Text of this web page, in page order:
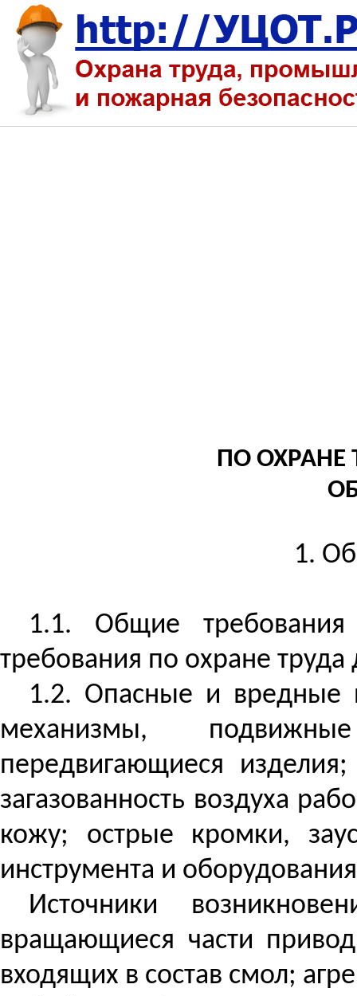
ПО ОХРАНЕ
1.
1.1. Общие
требования по охране
1.2. Опасные и вредные
механизмы,
передвигающиеся
загазованность воздуха
кожу; острые кромки,
инструмента и
Источники
вращающиеся части
входящих в состав смол;